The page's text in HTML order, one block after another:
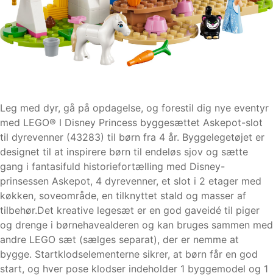
Leg med dyr, gå på opdagelse, og forestil dig nye eventyr
med LEGO® ǀ Disney Princess byggesættet Askepot-slot
til dyrevenner (43283) til børn fra 4 år. Byggelegetøjet er
designet til at inspirere børn til endeløs sjov og sætte
gang i fantasifuld historiefortælling med Disney-
prinsessen Askepot, 4 dyrevenner, et slot i 2 etager med
køkken, soveområde, en tilknyttet stald og masser af
tilbehør.Det kreative legesæt er en god gaveidé til piger
og drenge i børnehavealderen og kan bruges sammen med
andre LEGO sæt (sælges separat), der er nemme at
bygge. Startklodselementerne sikrer, at børn får en god
start, og hver pose klodser indeholder 1 byggemodel og 1